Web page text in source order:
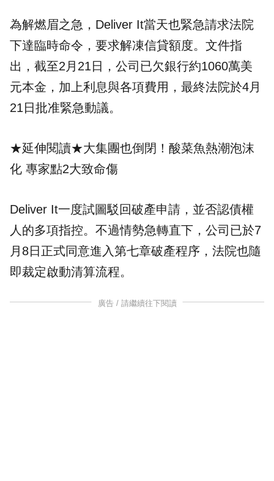
為解燃眉之急，Deliver It當天也緊急請求法院
下達臨時命令，要求解凍信貸額度。文件指
出，截至2月21日，公司已欠銀行約1060萬美
元本金，加上利息與各項費用，最終法院於4月
21日批准緊急動議。
★延伸閱讀★大集團也倒閉！酸菜魚熱潮泡沫
化 專家點2大致命傷
Deliver It一度試圖駁回破產申請，並否認債權
人的多項指控。不過情勢急轉直下，公司已於7
月8日正式同意進入第七章破產程序，法院也隨
即裁定啟動清算流程。
廣告 / 請繼續往下閱讀